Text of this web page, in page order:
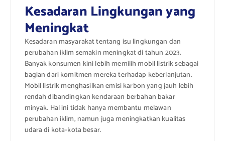
Kesadaran Lingkungan yang
Meningkat
Kesadaran masyarakat tentang isu lingkungan dan
perubahan iklim semakin meningkat di tahun 2023.
Banyak konsumen kini lebih memilih mobil listrik sebagai
bagian dari komitmen mereka terhadap keberlanjutan.
Mobil listrik menghasilkan emisi karbon yang jauh lebih
rendah dibandingkan kendaraan berbahan bakar
minyak. Hal ini tidak hanya membantu melawan
perubahan iklim, namun juga meningkatkan kualitas
udara di kota-kota besar.